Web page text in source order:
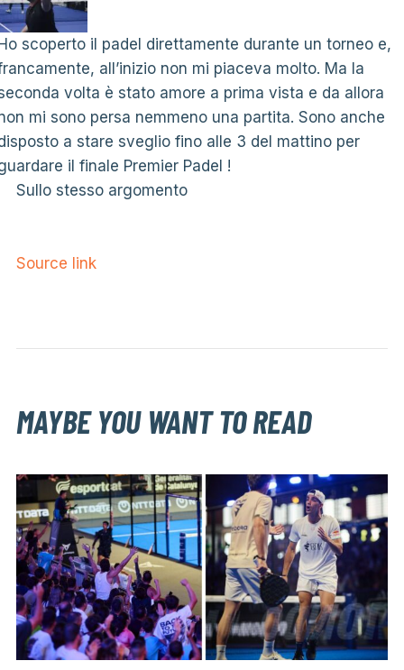
scoperto il padel direttamente durante un torneo e,
all’inizio non mi piaceva molto. Ma la
volta è stato amore a prima vista e da allora
mi sono persa nemmeno una partita. Sono anche
a stare sveglio fino alle 3 del mattino per
il finale Premier Padel !
Sullo stesso argomento
Source link
MAYBE YOU WANT TO READ